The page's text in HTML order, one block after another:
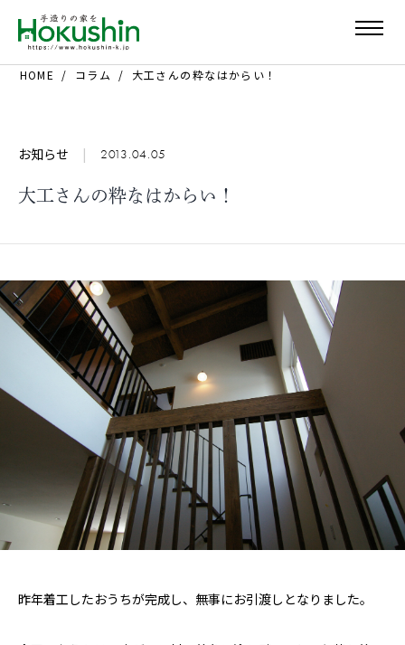
HOME コラム 大工さんの粋なはからい！
お知らせ | 2013.04.05
大工さんの粋なはからい！
昨年着工したおうちが完成し、無事にお引渡しとなりました。